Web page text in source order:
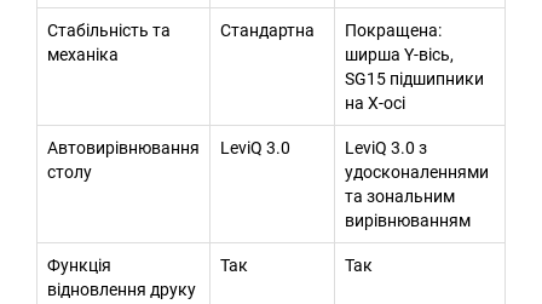
Стабільність та
механіка
Стандартна
Покращена:
ширша Y-вісь,
SG15 підшипники
на X-осі
Автовирівнювання
столу
LeviQ 3.0
LeviQ 3.0 з
удосконаленнями
та зональним
вирівнюванням
Функція
відновлення друку
Так Так